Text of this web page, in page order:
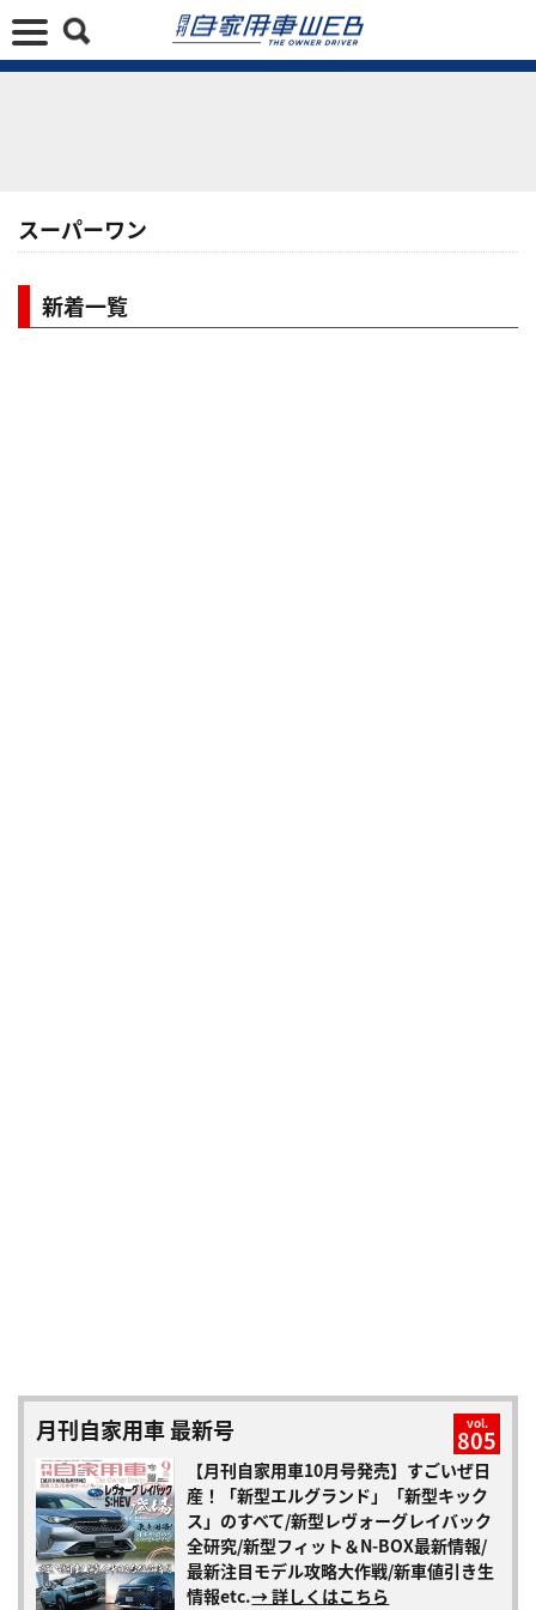
スーパーワン
新着一覧
月刊自家用車 最新号 vol.
805
【月刊自家用車10月号発売】すごいぜ日
産！「新型エルグランド」「新型キック
ス」のすべて/新型レヴォーグレイバック
全研究/新型フィット＆N-BOX最新情報/
最新注目モデル攻略大作戦/新車値引き生
情報etc.→ 詳しくはこちら